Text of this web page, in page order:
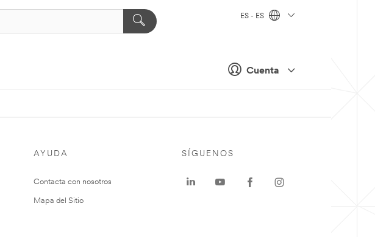
Cuenta
ES - ES
AYUDA
Contacta con nosotros
Mapa del Sitio
SÍGUENOS